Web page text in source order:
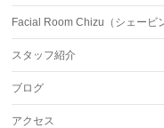
Facial Room Chizu（シェービ
スタッフ紹介
ブログ
アクセス